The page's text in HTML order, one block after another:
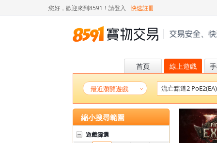
您好，歡迎來到8591！ 請登入 快速註冊
首頁 線上遊戲
最近瀏覽遊戲
縮小搜尋範圍
遊戲篩選